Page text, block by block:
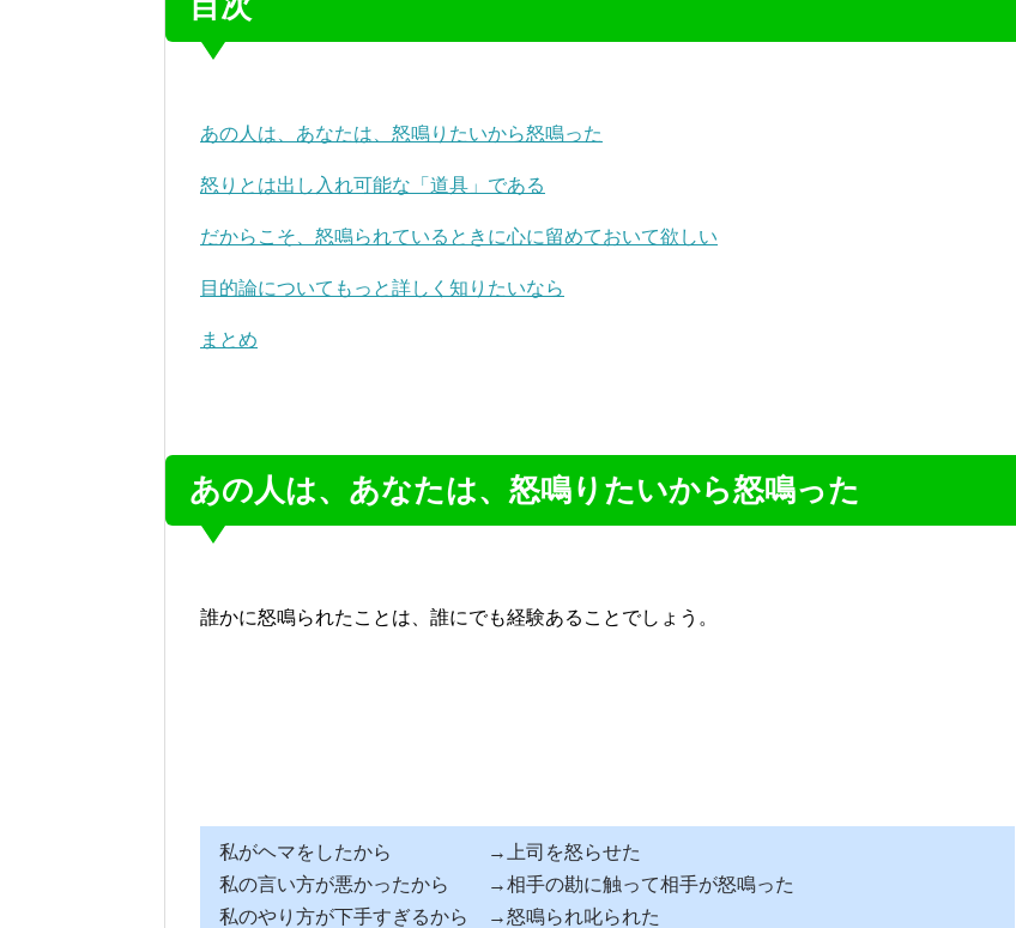
あの人は、あなたは、怒鳴りたいから怒鳴った
怒りとは出し入れ可能な「道具」である
だからこそ、怒鳴られているときに心に留めておいて欲しい
目的論についてもっと詳しく知りたいなら
まとめ
あの人は、あなたは、怒鳴りたいから怒鳴った
誰かに怒鳴られたことは、誰にでも経験あることでしょう。
私がヘマをしたから →上司を怒らせた
私の言い方が悪かったから →相手の勘に触って相手が怒鳴った
私のやり方が下手すぎるから →怒鳴られ叱られた